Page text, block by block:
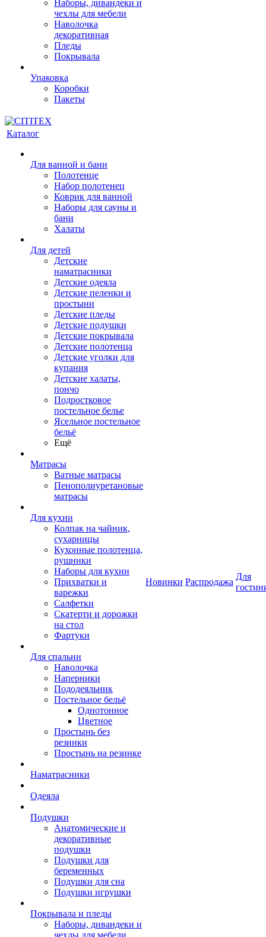
Наборы, дивандеки и
чехлы для мебели
Наволочка
декоративная
Пледы
Покрывала
Упаковка
Коробки
Пакеты
Каталог
Для ванной и бани
Полотенце
Набор полотенец
Коврик для ванной
Наборы для сауны и
бани
Халаты
Для детей
Детские
наматрасники
Детские одеяла
Детские пеленки и
простыни
Детские пледы
Детские подушки
Детские покрывала
Детские полотенца
Детские уголки для
купания
Детские халаты,
пончо
Подростковое
постельное белье
Ясельное постельное
бельё
Ещё
Матрасы
Ватные матрасы
Пенополиуретановые
матрасы
Для кухни
Колпак на чайник,
сухарницы
Кухонные полотенца,
рушники
Наборы для кухни
Прихватки и
варежки
Салфетки
Скатерти и дорожки
на стол
Фартуки
Для спальни
Наволочка
Наперники
Пододеяльник
Постельное бельё
Однотонное
Цветное
Простынь без
резинки
Простынь на резинке
Наматрасники
Одеяла
Подушки
Анатомические и
декоративные
подушки
Подушки для
беременных
Подушки для сна
Подушки игрушки
Покрывала и пледы
Наборы, дивандеки и
чехлы для мебели
Новинки Распродажа
Для